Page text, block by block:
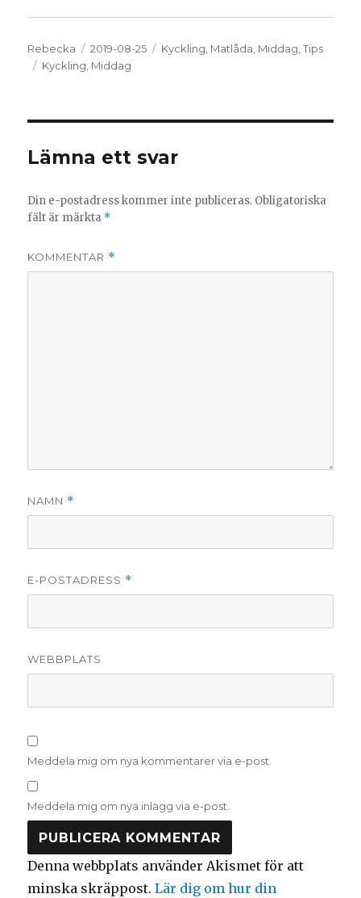
Författare
Rebecka
Publicerat
den
2019-08-25 Kategorier
Kyckling, Matlåda, Middag,Tips
Etiketter
Kyckling, Middag
Lämna ett svar
Din e-postadress kommer inte publiceras. Obligatoriska
fält är märkta *
KOMMENTAR *
NAMN *
E-POSTADRESS *
WEBBPLATS
Meddela mig om nya kommentarer via e-post.
Meddela mig om nya inlägg via e-post.
Denna webbplats använder Akismet för att
minska skräppost.Lär dig om hur din